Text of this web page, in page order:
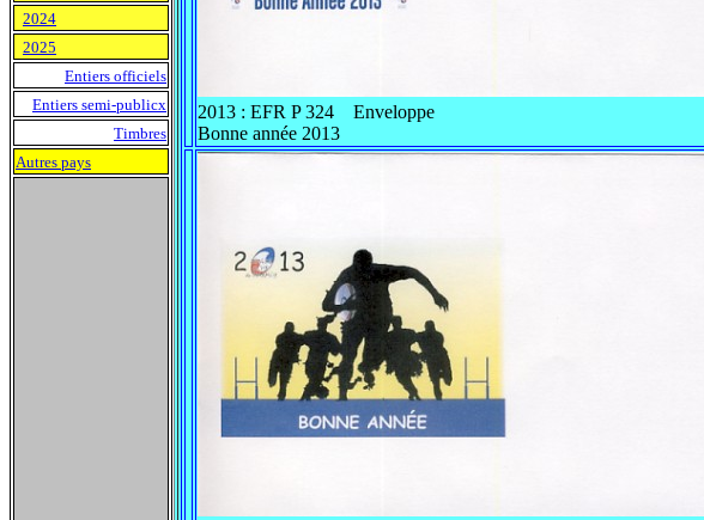
2013 : EFR P 324 Enveloppe
Bonne année 2013
2024
2025
Entiers officiels
Entiers semi-publicx
Timbres
Autres pays